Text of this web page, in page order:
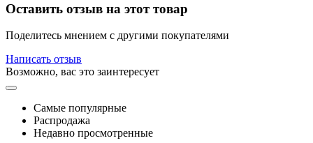
Оставить отзыв на этот товар
Поделитесь мнением с другими покупателями
Написать отзыв
Возможно, вас это заинтересует
Самые популярные
Распродажа
Недавно просмотренные